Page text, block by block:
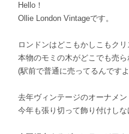
Hello！
Ollie London Vintageです。
ロンドンはどこもかしこもクリ
本物のモミの木がどこでも売ら
(駅前で普通に売ってるんです
去年ヴィンテージのオーナメ
今年も張り切って飾り付けしな